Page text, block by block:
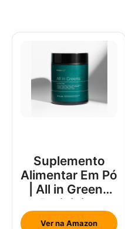
Suplemento
Alimentar Em Pó
| All in Greens
Brainjuice
Abacaxi Com
Ver na Amazon